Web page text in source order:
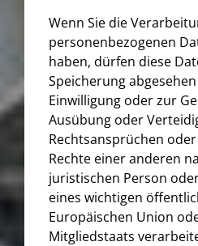
Wenn Sie die
personenbezogenen
haben, dürfen diese
Speicherung
Einwilligung oder zur
Ausübung oder
Rechtsansprüchen
Rechte einer anderen
juristischen Person
eines wichtigen
Europäischen Union
Mitgliedstaats